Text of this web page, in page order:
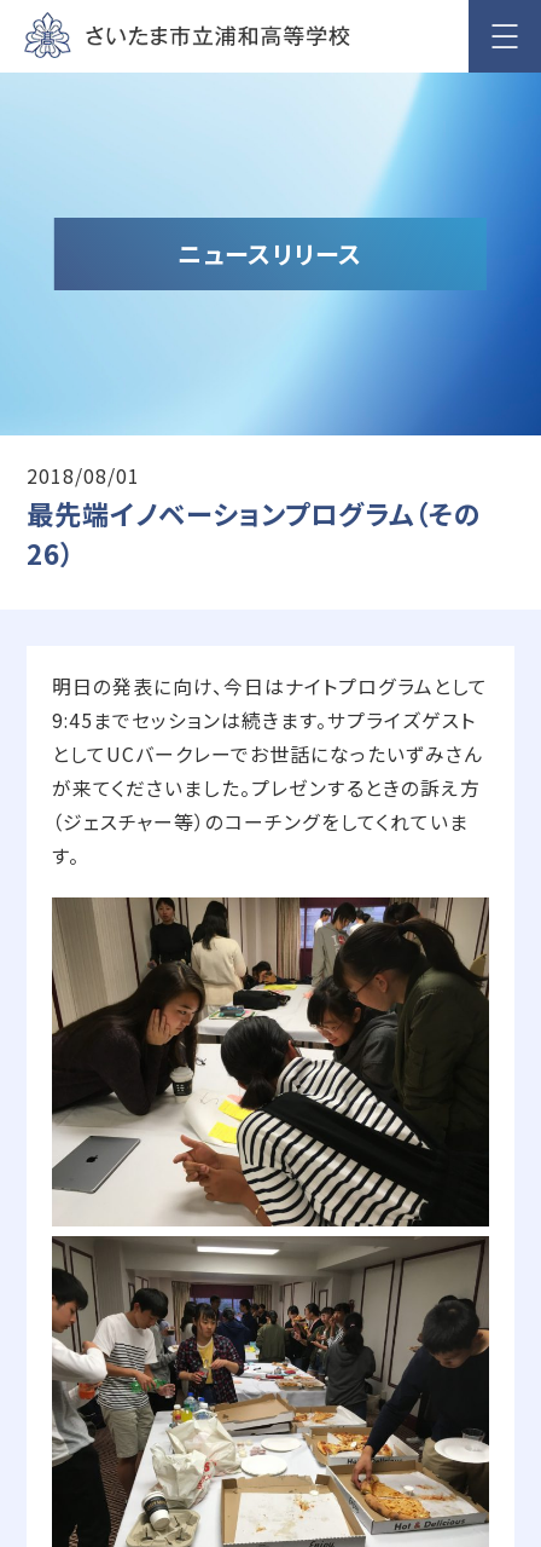
ニュースリリース
2018/08/01
最先端イノベーションプログラム（その
26）
明日の発表に向け、今日はナイトプログラムとして
9:45までセッションは続きます。サプライズゲスト
としてUCバークレーでお世話になったいずみさん
が来てくださいました。プレゼンするときの訴え方
（ジェスチャー等）のコーチングをしてくれていま
す。